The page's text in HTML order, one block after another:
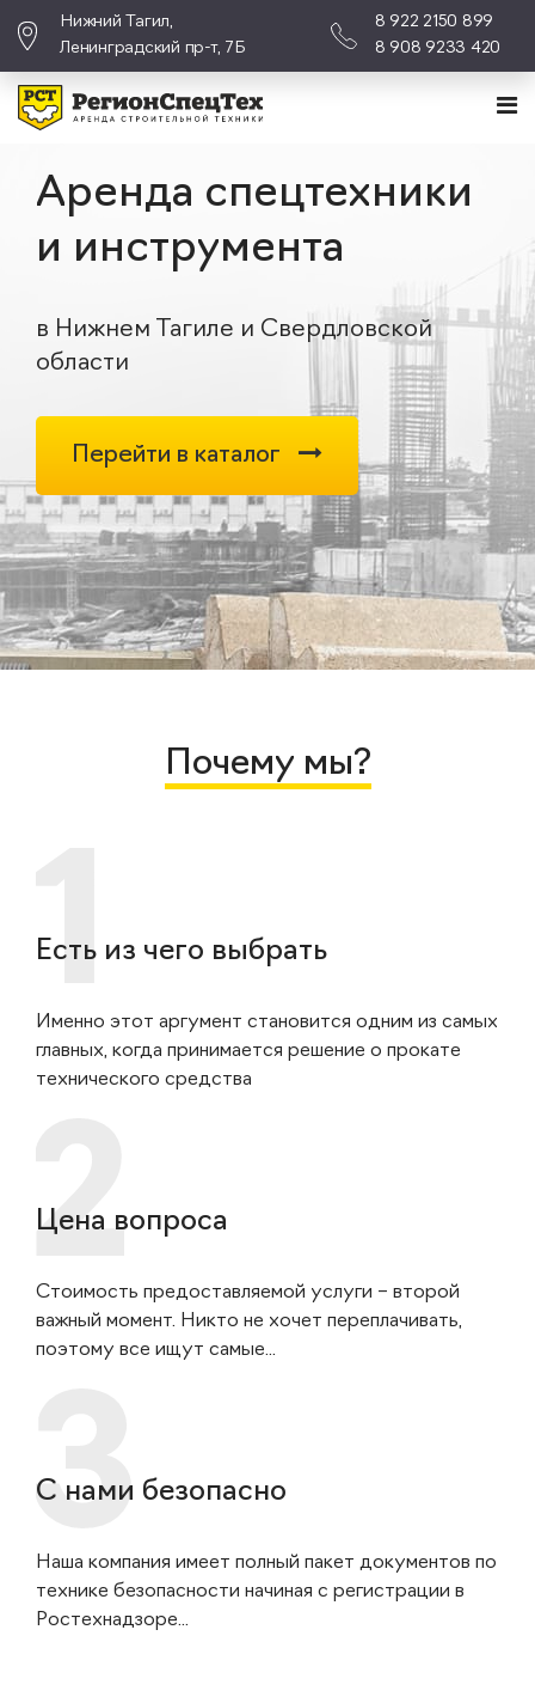
Нижний Тагил,
Ленинградский пр-т, 7Б
8 922 2150 899
8 908 9233 420
Аренда спецтехники
и инструмента
в Нижнем Тагиле и Свердловской
области
Перейти в каталог
Почему мы?
Есть из чего выбрать
Именно этот аргумент становится одним из самых
главных, когда принимается решение о прокате
технического средства
Цена вопроса
Стоимость предоставляемой услуги – второй
важный момент. Никто не хочет переплачивать,
поэтому все ищут самые...
С нами безопасно
Наша компания имеет полный пакет документов по
технике безопасности начиная с регистрации в
Ростехнадзоре...